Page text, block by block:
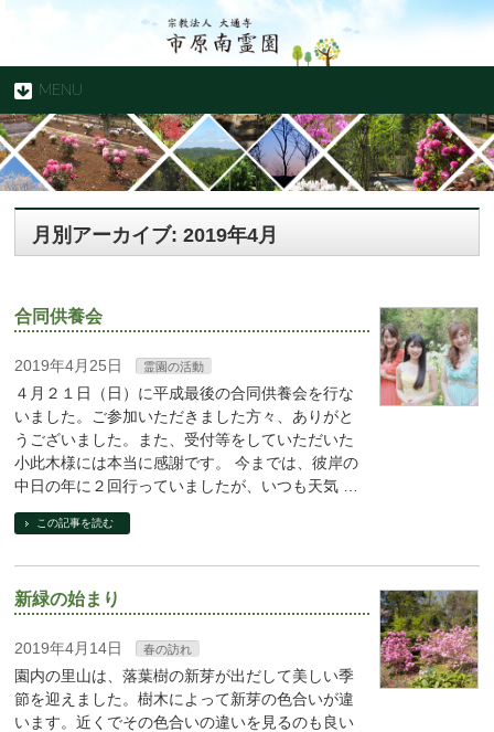
MENU
月別アーカイブ: 2019年4月
合同供養会
2019年4月25日 霊園の活動
４月２１日（日）に平成最後の合同供養会を行な
いました。ご参加いただきました方々、ありがと
うございました。また、受付等をしていただいた
小此木様には本当に感謝です。 今までは、彼岸の
中日の年に２回行っていましたが、いつも天気 …
この記事を読む
新緑の始まり
2019年4月14日 春の訪れ
園内の里山は、落葉樹の新芽が出だして美しい季
節を迎えました。樹木によって新芽の色合いが違
います。近くでその色合いの違いを見るのも良い